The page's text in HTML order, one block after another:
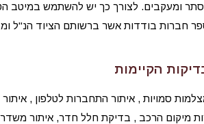
סתר ומעקבים. לצורך כך יש להשתמש במיטב
חברות בודדות אשר ברשותם הציוד הנ"ל
הקיימות
סמויות , איתור התחברות לטלפון ,
מיקום הרכב , בדיקת חלל חדר, איתור